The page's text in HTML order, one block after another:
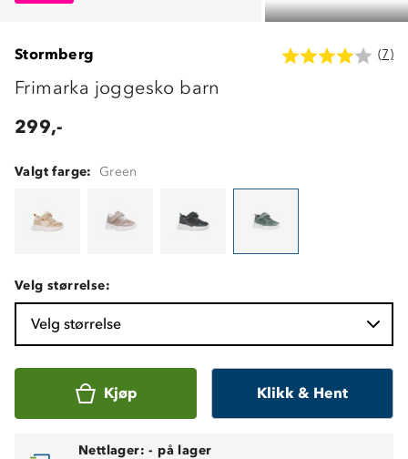
Stormberg (7)
Frimarka joggesko barn
299,-
Valgt farge: Green
Velg størrelse:
Velg størrelse
Kjøp Klikk & Hent
Nettlager: - på lager